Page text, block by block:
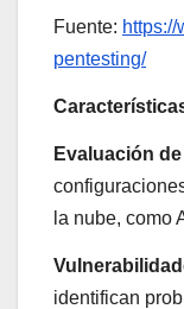
Fuente:
pentesting/
Evaluación
la nube, como
identifican